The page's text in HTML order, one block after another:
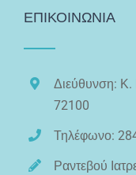
ΕΠΙΚΟΙΝΩΝΙΑ
Διεύθυνση:
72100
Τηλέφωνο:
Ραντεβού